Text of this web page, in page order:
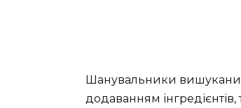
Шанувальники
додаванням